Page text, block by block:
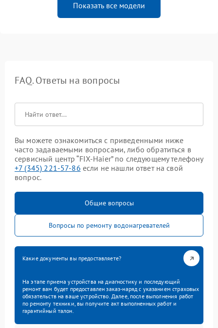
Показать все модели
FAQ. Ответы на вопросы
Вы можете ознакомиться с приведенными ниже
часто задаваемыми вопросами, либо обратиться в
сервисный центр “FIX-Haier” по следующему телефону
+7 (345) 221-57-86 если не нашли ответ на свой
вопрос.
Общие вопросы
Вопросы по ремонту водонагревателей
Какие документы вы предоставляете?
На этапе приема устройства на диагностику и последующий
ремонт вам будет предоставлен заказ-наряд с указанием страховых
обязательств на ваше устройство. Далее, после выполнения работ
по ремонту техники, вы получите акт выполненных работ и
гарантийный талон.